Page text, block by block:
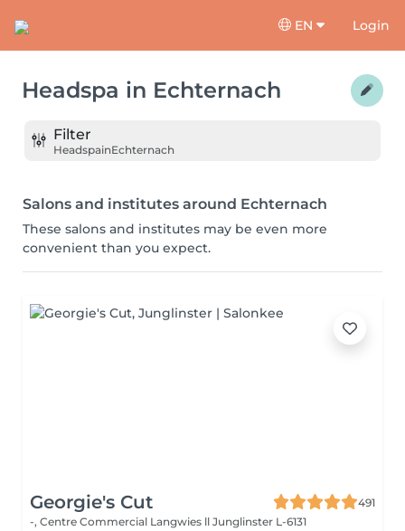
EN Login
Headspa in Echternach
Filter
HeadspainEchternach
Salons and institutes around Echternach
These salons and institutes may be even more
convenient than you expect.
Georgie's Cut
491
-, Centre Commercial Langwies ll Junglinster L-6131